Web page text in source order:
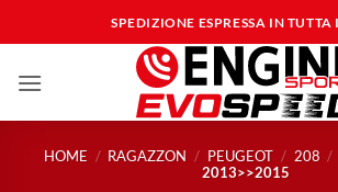
ai
SPEDIZIONE ESPRESSA IN TUTTA
HOME / RAGAZZON / PEUGEOT / 208 /
2013>>2015